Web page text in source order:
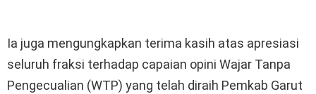
Ia juga mengungkapkan terima kasih atas apresiasi
seluruh fraksi terhadap capaian opini Wajar Tanpa
Pengecualian (WTP) yang telah diraih Pemkab Garut